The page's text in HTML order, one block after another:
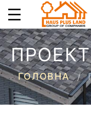
ПРОЕКТ
ГОЛОВНА